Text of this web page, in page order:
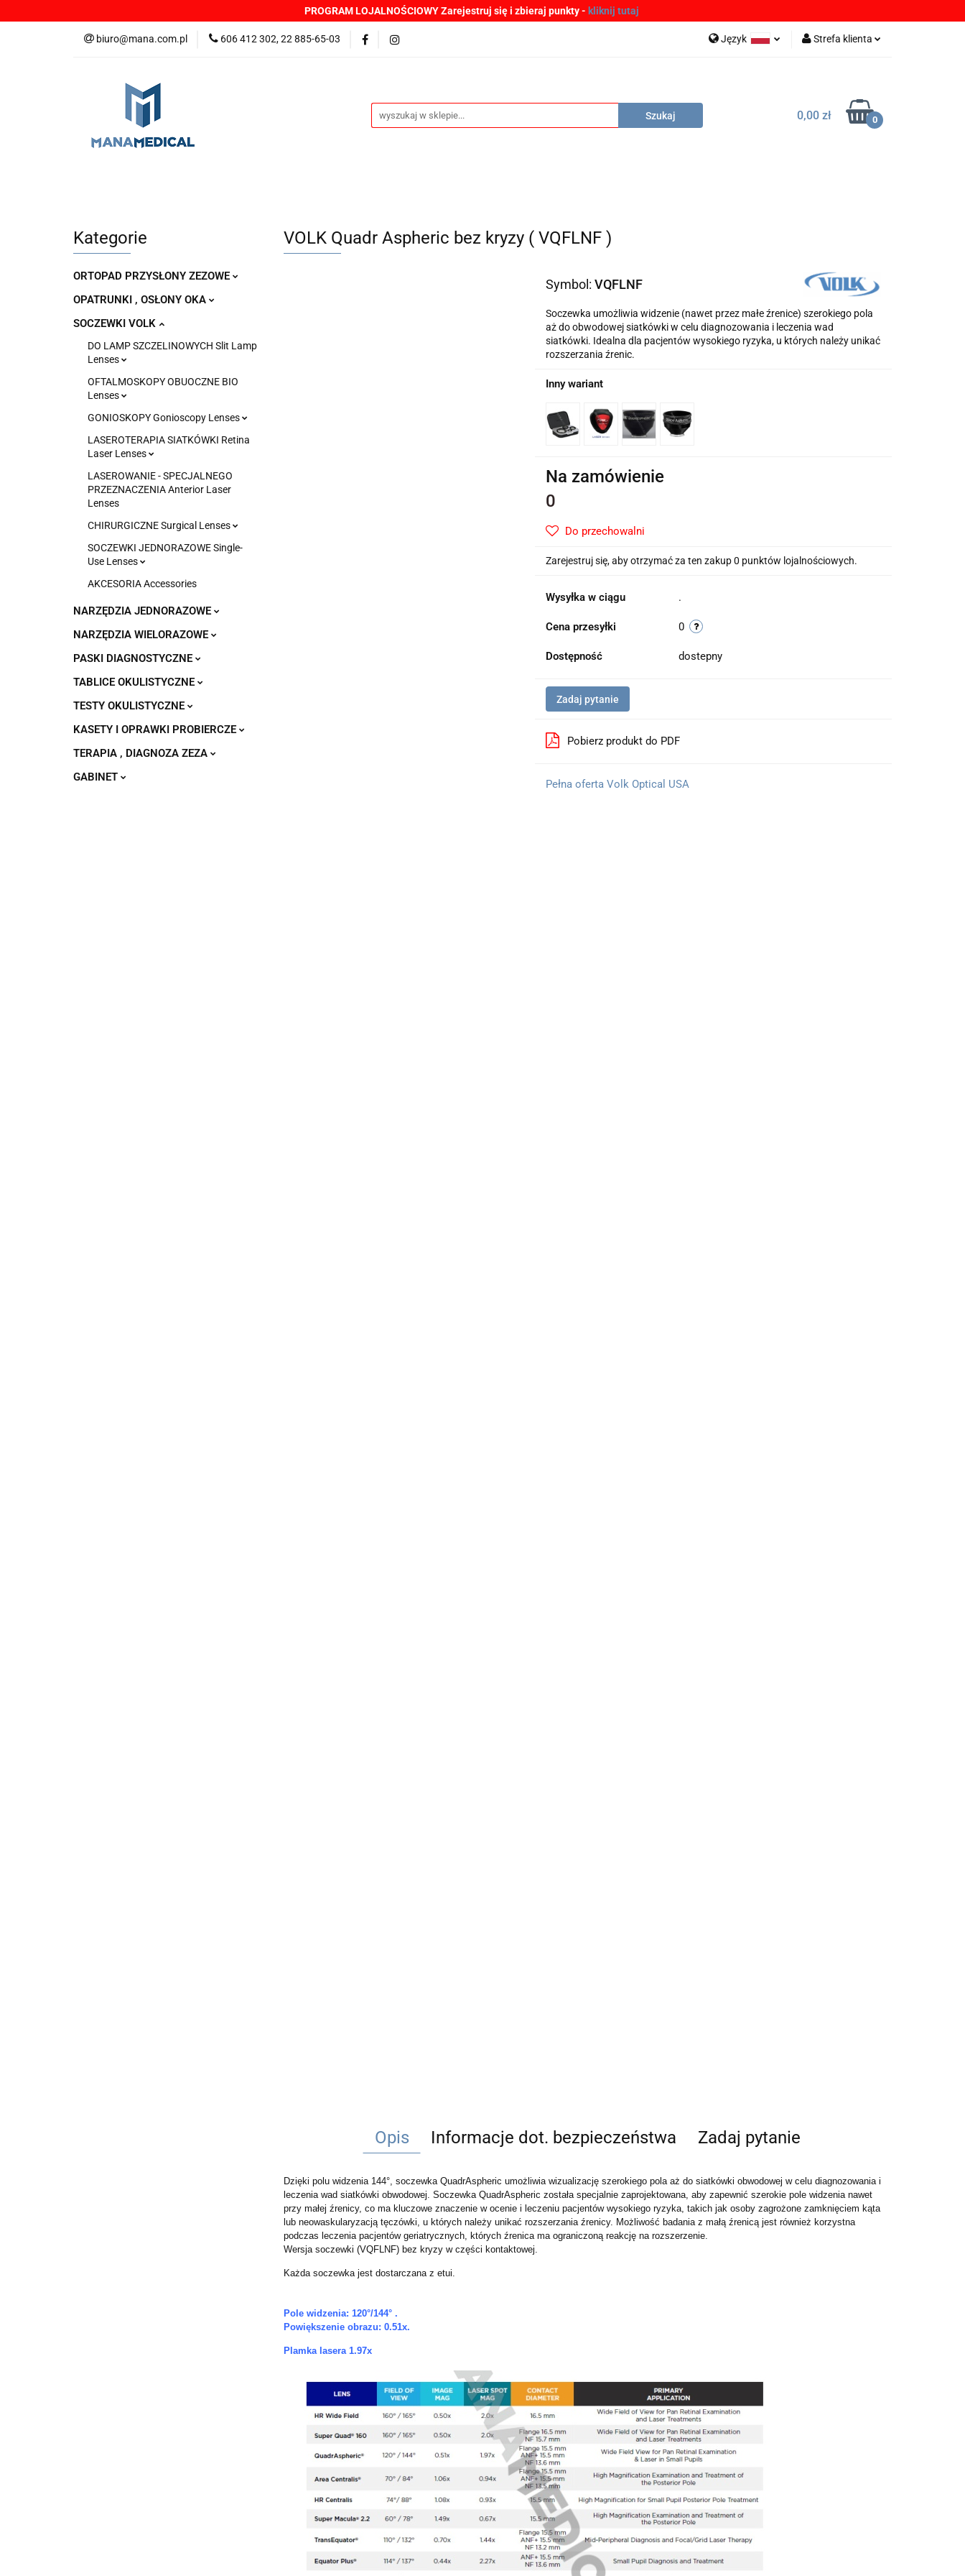
PROGRAM LOJALNOŚCIOWY Zarejestruj się i zbieraj punkty - kliknij tutaj
biuro@mana.com.pl 606 412 302, 22 885-65-03 Język Strefa klienta
Zarejestruj się
Dodaj zgłoszenie
0,00 zł 0
NOWOŚCI PROMOCJE BESTSELLERY WYPRZEDAŻE PLIKI DO POBRANIA
Kategorie
ORTOPAD PRZYSŁONY ZEZOWE
OPATRUNKI , OSŁONY OKA
SOCZEWKI VOLK
DO LAMP SZCZELINOWYCH Slit Lamp
Lenses
OFTALMOSKOPY OBUOCZNE BIO
Lenses
GONIOSKOPY Gonioscopy Lenses
LASEROTERAPIA SIATKÓWKI Retina
Laser Lenses
LASEROWANIE - SPECJALNEGO
PRZEZNACZENIA Anterior Laser
Lenses
CHIRURGICZNE Surgical Lenses
SOCZEWKI JEDNORAZOWE Single-
Use Lenses
AKCESORIA Accessories
NARZĘDZIA JEDNORAZOWE
NARZĘDZIA WIELORAZOWE
PASKI DIAGNOSTYCZNE
TABLICE OKULISTYCZNE
TESTY OKULISTYCZNE
KASETY I OPRAWKI PROBIERCZE
TERAPIA , DIAGNOZA ZEZA
GABINET
VOLK Quadr Aspheric bez kryzy ( VQFLNF )
Symbol:VQFLNF
Soczewka umożliwia widzenie (nawet przez małe źrenice) szerokiego pola
aż do obwodowej siatkówki w celu diagnozowania i leczenia wad
siatkówki. Idealna dla pacjentów wysokiego ryzyka, u których należy unikać
rozszerzania źrenic.
Inny wariant
Na zamówienie
0
Do przechowalni
Zarejestruj się, aby otrzymać za ten zakup 0 punktów lojalnościowych.
Wysyłka w ciągu .
Cena przesyłki 0
Dostępność dostepny
Zadaj pytanie
Pobierz produkt do PDF
Pełna oferta Volk Optical USA
Opis Informacje dot. bezpieczeństwa Zadaj pytanie
Dzięki polu widzenia 144°, soczewka QuadrAspheric umożliwia wizualizację szerokiego pola aż do siatkówki obwodowej w celu diagnozowania i
leczenia wad siatkówki obwodowej. Soczewka QuadrAspheric została specjalnie zaprojektowana, aby zapewnić szerokie pole widzenia nawet
przy małej źrenicy, co ma kluczowe znaczenie w ocenie i leczeniu pacjentów wysokiego ryzyka, takich jak osoby zagrożone zamknięciem kąta
lub neowaskularyzacją tęczówki, u których należy unikać rozszerzania źrenicy. Możliwość badania z małą źrenicą jest również korzystna
podczas leczenia pacjentów geriatrycznych, których źrenica ma ograniczoną reakcję na rozszerzenie.
Wersja soczewki (VQFLNF) bez kryzy w części kontaktowej.
Każda soczewka jest dostarczana z etui.
Pole widzenia: 120°/144° .
Powiększenie obrazu: 0.51x.
Plamka lasera 1.97x